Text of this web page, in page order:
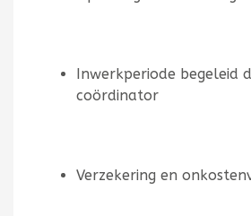
Inwerkperiode begeleid
coördinator
Verzekering en